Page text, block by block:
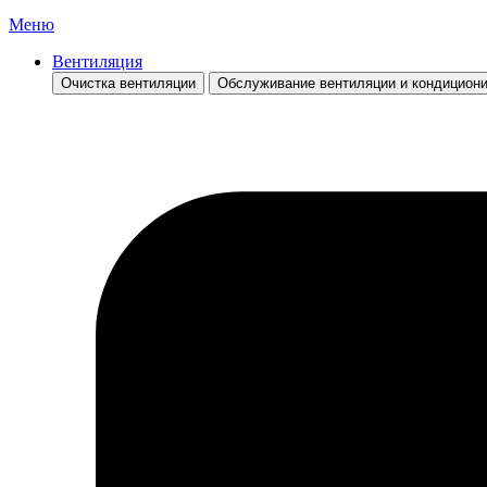
Меню
Вентиляция
Очистка вентиляции Обслуживание вентиляции и